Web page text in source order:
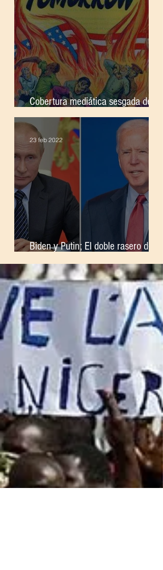
Cobertura mediática sesgada de la
guerra ; El legado del imperialismo
Biden y Putin; El doble rasero de la
23 feb 2022